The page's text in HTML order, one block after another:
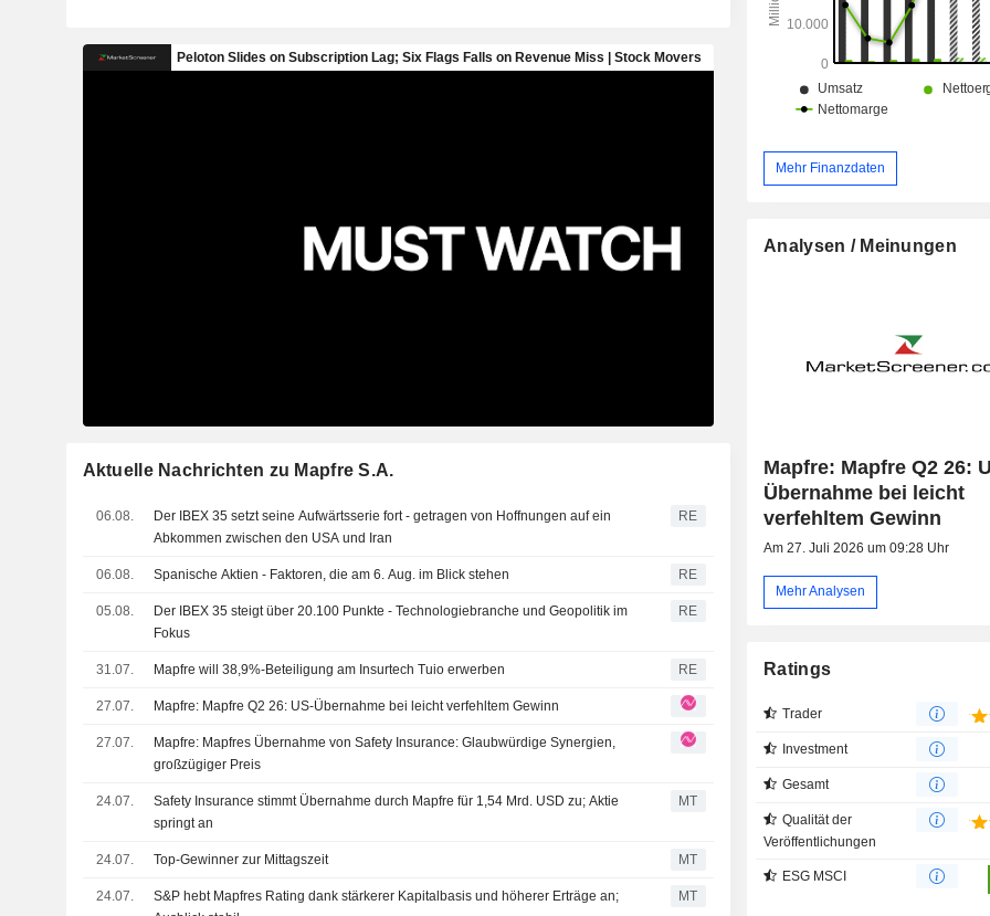
Aktuelle Nachrichten zu Mapfre S.A.
06.08.
Der IBEX 35 setzt seine Aufwärtsserie fort - getragen von Hoffnungen auf ein
Abkommen zwischen den USA und Iran
RE
06.08. Spanische Aktien - Faktoren, die am 6. Aug. im Blick stehen RE
05.08.
Der IBEX 35 steigt über 20.100 Punkte - Technologiebranche und Geopolitik im
Fokus
RE
31.07. Mapfre will 38,9%-Beteiligung am Insurtech Tuio erwerben RE
27.07. Mapfre: Mapfre Q2 26: US-Übernahme bei leicht verfehltem Gewinn
27.07.
Mapfre: Mapfres Übernahme von Safety Insurance: Glaubwürdige Synergien,
großzügiger Preis
24.07.
Safety Insurance stimmt Übernahme durch Mapfre für 1,54 Mrd. USD zu; Aktie
springt an
MT
24.07. Top-Gewinner zur Mittagszeit MT
24.07.
S&P hebt Mapfres Rating dank stärkerer Kapitalbasis und höherer Erträge an;
MT
Mehr Finanzdaten
Analysen / Meinungen
Mapfre: Mapfre Q2 26:
Übernahme bei leicht
verfehltem Gewinn
Am 27. Juli 2026 um 09:28 Uhr
Mehr Analysen
Ratings
Trader
Investment
Gesamt
Qualität der
Veröffentlichungen
ESG MSCI